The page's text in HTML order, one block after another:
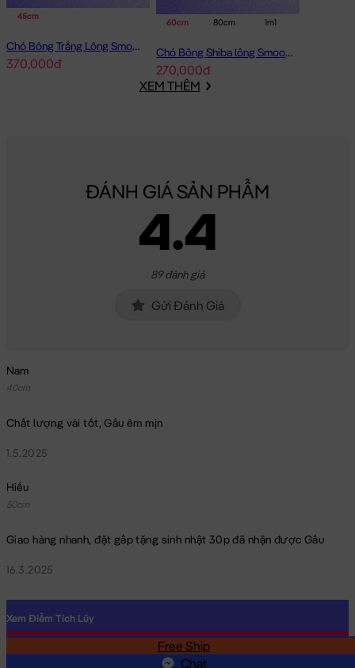
45cm
Chó Bông Trắng Lông Smooth Bobova
370,000đ
60cm 80cm 1m1
Chó Bông Shiba lông Smooth Gối Ôm Dài
270,000đ
XEM THÊM
ĐÁNH GIÁ SẢN PHẨM
4.4
89 đánh giá
Gửi Đánh Giá
Nam
40cm
Chất lượng vải tốt, Gấu êm mịn
1.5.2025
Hiếu
50cm
Giao hàng nhanh, đặt gấp tặng sinh nhật 30p đã nhận được Gấu
16.3.2025
Free Ship
Chat
Xem Điểm Tích Lũy